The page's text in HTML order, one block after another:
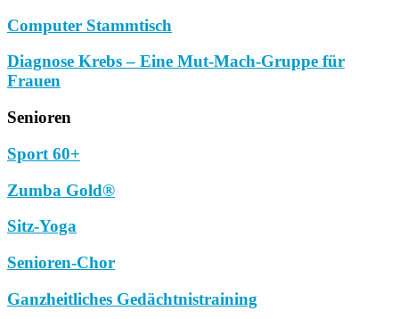
Computer Stammtisch
Diagnose Krebs – Eine Mut-Mach-Gruppe für
Frauen
Senioren
Sport 60+
Zumba Gold®
Sitz-Yoga
Senioren-Chor
Ganzheitliches Gedächtnistraining